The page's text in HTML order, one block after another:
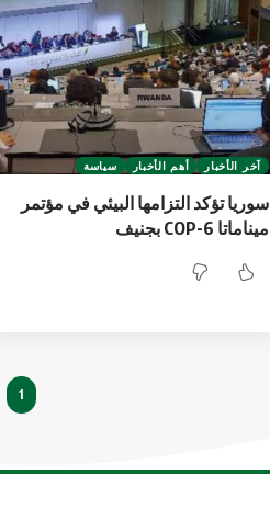
آخر الأخبار أهم الأخبار سياسة
سوريا تؤكد التزامها البيئي في مؤتمر
ميناماتا COP-6 بجنيف
1